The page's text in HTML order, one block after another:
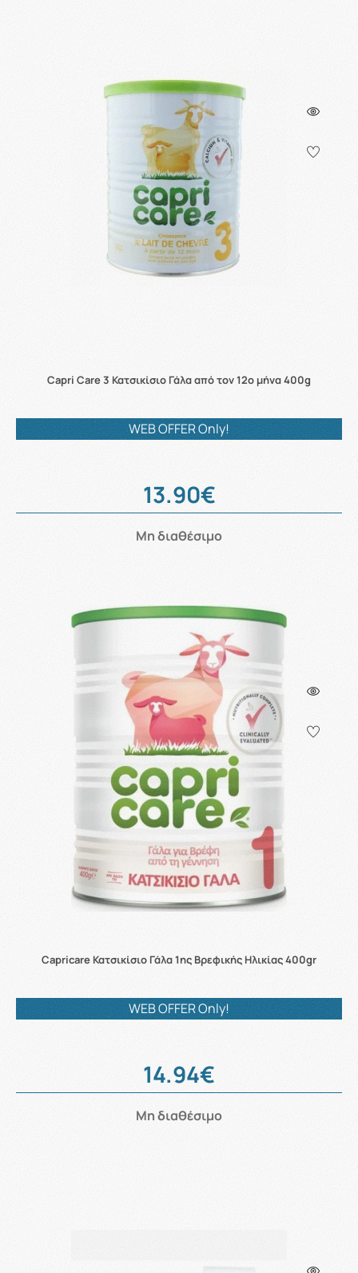
Capri Care 3 Κατσικίσιο Γάλα από τον 12ο μήνα 400g
WEB OFFER Only!
13.90€
Μη διαθέσιμο
Capricare Κατσικίσιο Γάλα 1ης Βρεφικής Ηλικίας 400gr
WEB OFFER Only!
14.94€
Μη διαθέσιμο